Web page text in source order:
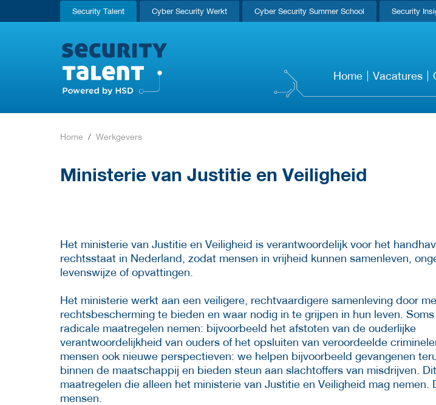
Security Talent Cyber Security Werkt Cyber Security Summer School Security
Home Vacatures
Home Werkgevers
Ministerie van Justitie en Veiligheid
Het ministerie van Justitie en Veiligheid is verantwoordelijk voor het
rechtsstaat in Nederland, zodat mensen in vrijheid kunnen samenleven,
levenswijze of opvattingen.
Het ministerie werkt aan een veiligere, rechtvaardigere samenleving door
rechtsbescherming te bieden en waar nodig in te grijpen in hun leven.
radicale maatregelen nemen: bijvoorbeeld het afstoten van de ouderlijke
verantwoordelijkheid van ouders of het opsluiten van veroordeelde
mensen ook nieuwe perspectieven: we helpen bijvoorbeeld gevangenen
binnen de maatschappij en bieden steun aan slachtoffers van misdrijven.
maatregelen die alleen het ministerie van Justitie en Veiligheid mag nemen.
mensen.